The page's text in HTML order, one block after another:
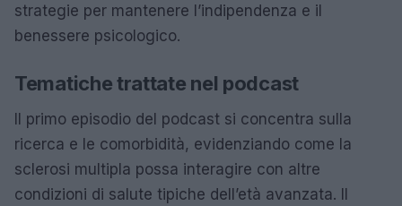
strategie per mantenere l’indipendenza e il
benessere psicologico.
Tematiche trattate nel podcast
Il primo episodio del podcast si concentra sulla
ricerca e le comorbidità, evidenziando come la
sclerosi multipla possa interagire con altre
condizioni di salute tipiche dell’età avanzata. Il